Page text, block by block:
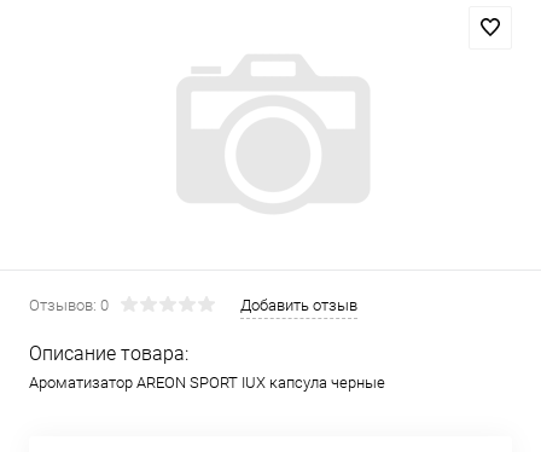
Отзывов: 0 Добавить отзыв
Описание товара:
Ароматизатор AREON SPORT IUX капсула черные